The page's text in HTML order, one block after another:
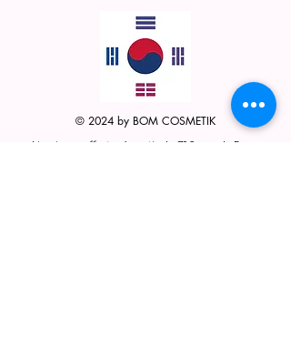
© 2024 by BOM COSMETIK
Livraisons offertes à partir de 79€ pour la France